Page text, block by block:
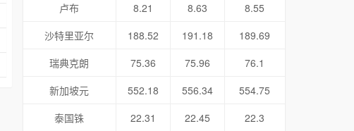
卢布
8.21 8.63
8.55
沙特里亚尔
188.52 191.18
189.69
瑞典克朗
75.36 75.96
76.1
新加坡元
552.18 556.34
554.75
泰国铢
22.31 22.45
22.3